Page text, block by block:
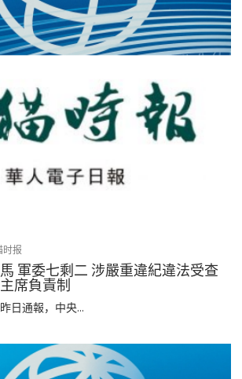
时报
軍委七剩二 涉嚴重違紀違法受查
席負責制
日通報，中央...